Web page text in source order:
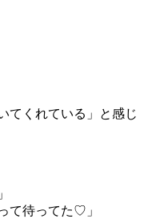
てくれている」と感じ
て待ってた♡」